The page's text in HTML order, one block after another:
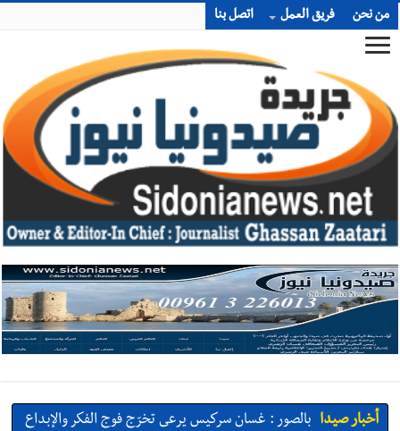
من نحن فريق العمل اتصل بنا
أخبار صيدا بالصور : غسان سركيس يرعى تخرّج فوج الفكر والإبداع